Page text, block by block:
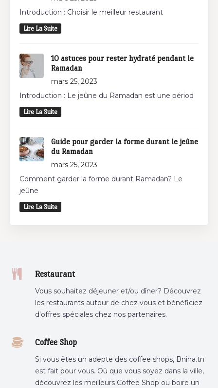
Introduction : Choisir le meilleur restaurant
Lire La Suite
10 astuces pour rester hydraté pendant le
Ramadan
mars 25, 2023
Introduction : Le jeûne du Ramadan est une périod
Lire La Suite
Guide pour garder la forme durant le jeûne
du Ramadan
mars 25, 2023
Comment garder la forme durant Ramadan? Le
jeûne
Lire La Suite
Restaurant
Vous souhaitez déjeuner et/ou dîner? Découvrez
les restaurants autour de chez vous et bénéficiez
d'offres spéciales chez nos partenaires.
Coffee Shop
Si vous êtes un adepte des coffee shops, Bnina.tn
est fait pour vous. Où que vous soyez dans la ville,
découvrez les meilleurs Coffee Shop ou boire un